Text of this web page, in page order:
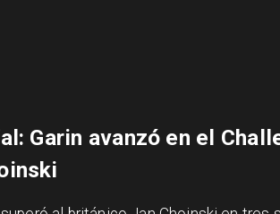
Garin avanzó en el